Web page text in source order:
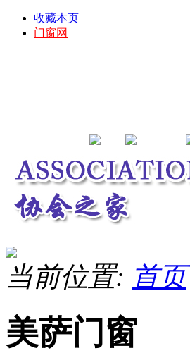
收藏本页
门窗网
当前位置: 首页
美萨门窗